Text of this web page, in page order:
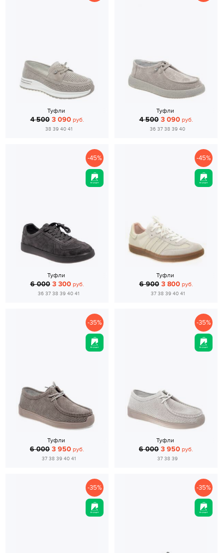
Туфли
4 500 3 090руб.
38 39 40 41
Туфли
4 500 3 090руб.
36 37 38 39 40
-45%
Туфли
6 000 3 300руб.
36 37 38 39 40 41
-45%
Туфли
6 900 3 800руб.
37 38 39 40 41
-35%
Туфли
6 000 3 950 руб.
37 38 39 40 41
-35%
Туфли
6 000 3 950 руб.
37 38 39
-35% -35%